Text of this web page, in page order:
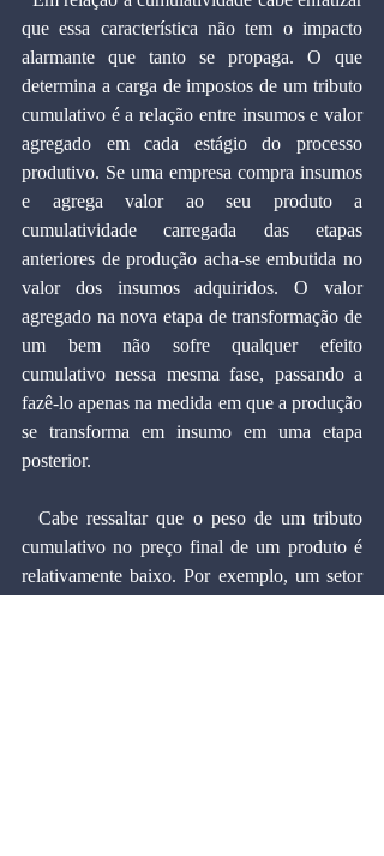
que essa característica não tem o impacto
alarmante que tanto se propaga. O que
determina a carga de impostos de um tributo
cumulativo é a relação entre insumos e valor
agregado em cada estágio do processo
produtivo. Se uma empresa compra insumos
e agrega valor ao seu produto a
cumulatividade carregada das etapas
anteriores de produção acha-se embutida no
valor dos insumos adquiridos. O valor
agregado na nova etapa de transformação de
um bem não sofre qualquer efeito
cumulativo nessa mesma fase, passando a
fazê-lo apenas na medida em que a produção
se transforma em insumo em uma etapa
posterior.
  Cabe ressaltar que o peso de um tributo
cumulativo no preço final de um produto é
relativamente baixo. Por exemplo, um setor